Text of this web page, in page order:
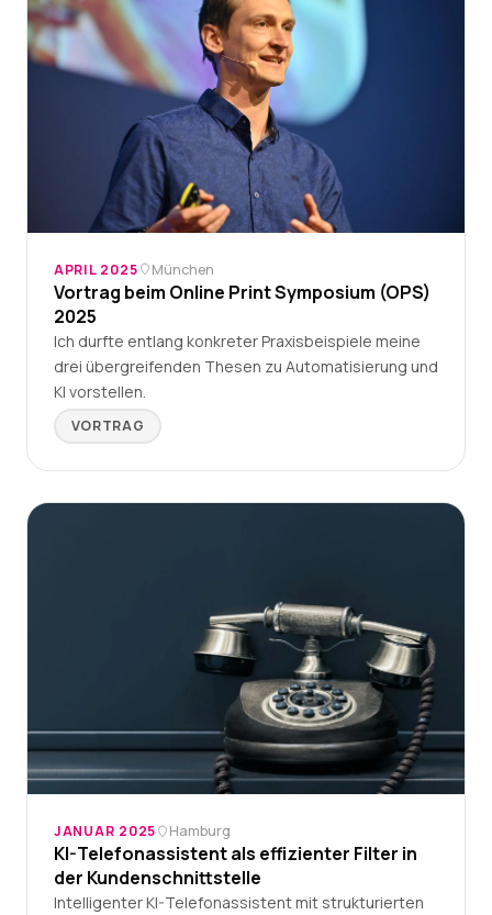
APRIL 2025 München
Vortrag beim Online Print Symposium (OPS)
2025
Ich durfte entlang konkreter Praxisbeispiele meine
drei übergreifenden Thesen zu Automatisierung und
KI vorstellen.
VORTRAG
JANUAR 2025 Hamburg
KI-Telefonassistent als effizienter Filter in
der Kundenschnittstelle
Intelligenter KI-Telefonassistent mit strukturierten